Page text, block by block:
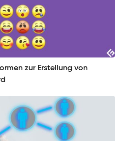
zur Erstellung von